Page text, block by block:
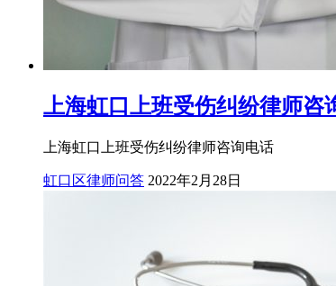
上海虹口上班受伤纠纷律师咨
上海虹口上班受伤纠纷律师咨询电话
虹口区律师问答 2022年2月28日